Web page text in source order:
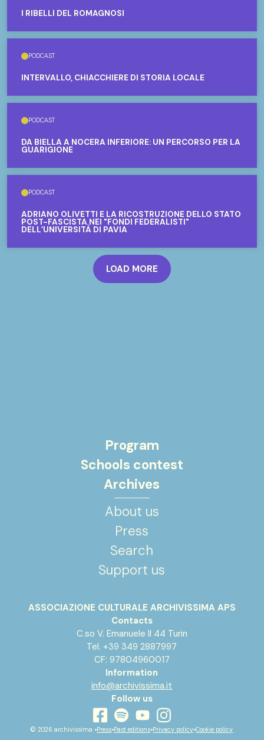
I RIBELLI DEL ROMAGNOSI
PODCAST
INTERVALLO, CHIACCHIERE DI STORIA LOCALE
PODCAST
DA BIELLA A NOCERA INFERIORE: UN PERCORSO PER LA
GUARIGIONE
PODCAST
ADRIANO OLIVETTI E LA RICOSTRUZIONE DELLO STATO
POST-FASCISTA NEI "FONDI FEDERALISTI"
DELL’UNIVERSITÀ DI PAVIA
LOAD MORE
Program
Schools contest
Archives
About us
Press
Search
Support us
ASSOCIAZIONE CULTURALE ARCHIVISSIMA APS
Contacts
C.so V. Emanuele II 44 Turin
Tel. +39 349 2887997
CF: 97804960017
Information
info@archivissima.it
Follow us
facebook
spotifyyoutubeinstagram
© 2026 archivissima •Press•Past editions•Privacy policy•Cookie policy